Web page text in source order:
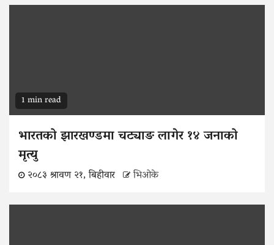
1 min read
भारतको झारखण्डमा चट्याङ लागेर १४ जनाको
मृत्यु
२०८३ श्रावण २१, बिहीवार भिओके